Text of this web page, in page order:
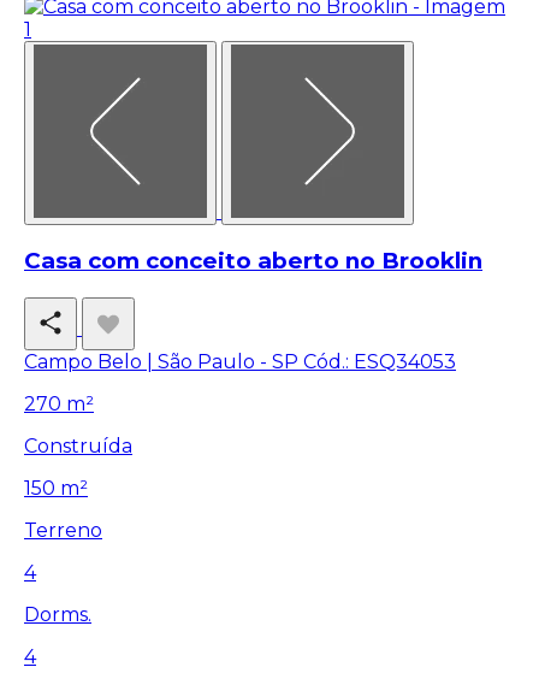
Casa com conceito aberto no Brooklin
Campo Belo | São Paulo - SP Cód.: ESQ34053
270 m²
Construída
150 m²
Terreno
4
Dorms.
4